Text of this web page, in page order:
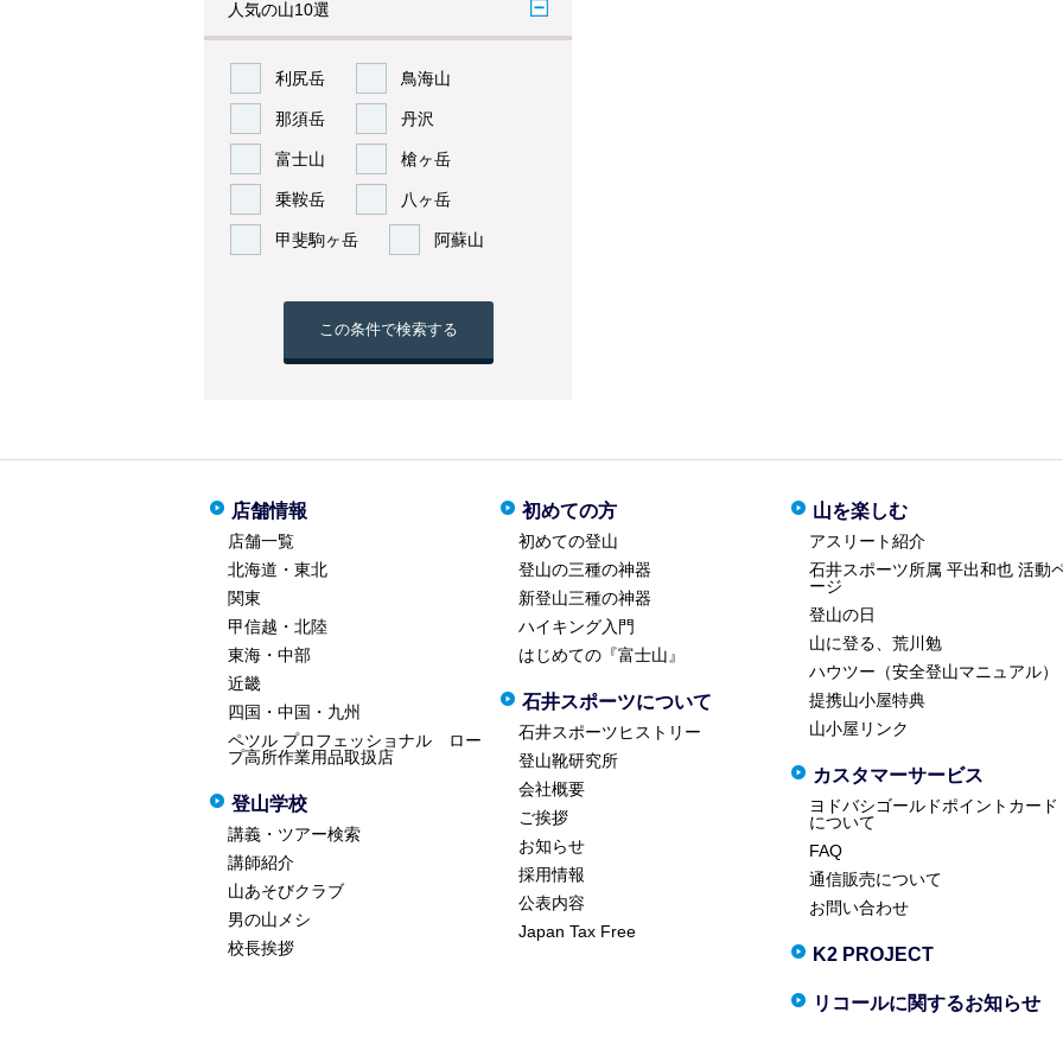
人気の山10選
利尻岳 鳥海山
那須岳 丹沢
富士山 槍ヶ岳
乗鞍岳 八ヶ岳
甲斐駒ヶ岳 阿蘇山
この条件で検索する
店舗情報
店舗一覧
北海道・東北
関東
甲信越・北陸
東海・中部
近畿
四国・中国・九州
ペツル プロフェッショナル ロー
プ高所作業用品取扱店
登山学校
講義・ツアー検索
講師紹介
山あそびクラブ
男の山メシ
校長挨拶
初めての方
初めての登山
登山の三種の神器
新登山三種の神器
ハイキング入門
はじめての『富士山』
石井スポーツについて
石井スポーツヒストリー
登山靴研究所
会社概要
ご挨拶
お知らせ
採用情報
公表内容
Japan Tax Free
山を楽しむ
アスリート紹介
石井スポーツ所属 平出和也 活動
ージ
登山の日
山に登る、荒川勉
ハウツー（安全登山マニュアル）
提携山小屋特典
山小屋リンク
カスタマーサービス
ヨドバシゴールドポイントカード
について
FAQ
通信販売について
お問い合わせ
K2 PROJECT
リコールに関するお知らせ